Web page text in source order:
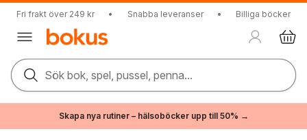
Fri frakt över 249 kr • Snabba leveranser • Billiga böcker
Sök bok, spel, pussel, penna...
Skapa nya rutiner – hälsoböcker upp till 50% →